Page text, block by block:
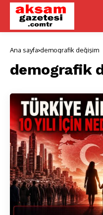
Ana sayfa demografik değişim
demografik